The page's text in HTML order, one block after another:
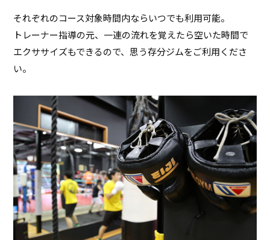
それぞれのコース対象時間内ならいつでも利用可能。
トレーナー指導の元、一連の流れを覚えたら空いた時間で
エクササイズもできるので、思う存分ジムをご利用くださ
い。